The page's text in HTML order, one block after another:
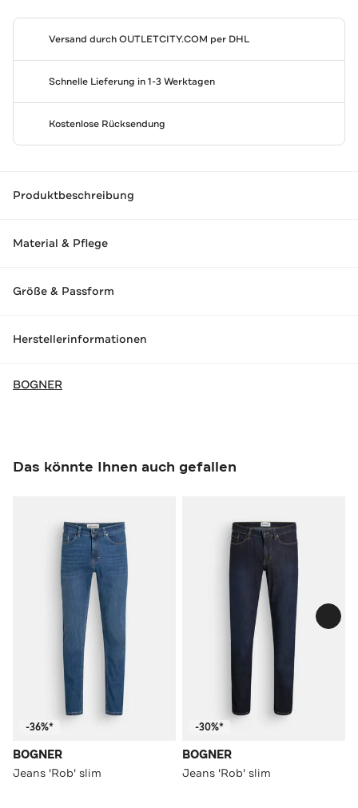
Versand durchOUTLETCITY.COM per DHL
Schnelle Lieferung in 1-3 Werktagen
Kostenlose Rücksendung
Produktbeschreibung
Material & Pflege
Größe & Passform
Herstellerinformationen
BOGNER
Das könnte Ihnen auch gefallen
-36%*
BOGNER
Jeans 'Rob' slim
-30%*
BOGNER
Jeans 'Rob' slim